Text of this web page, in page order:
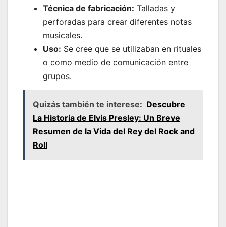
Técnica de fabricación: Talladas y
perforadas para crear diferentes notas
musicales.
Uso: Se cree que se utilizaban en rituales
o como medio de comunicación entre
grupos.
Quizás también te interese: Descubre
La Historia de Elvis Presley: Un Breve
Resumen de la Vida del Rey del Rock and
Roll